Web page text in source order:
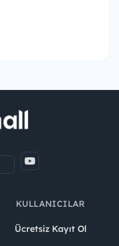
KULLANICILAR
Ücretsiz Kayıt Ol